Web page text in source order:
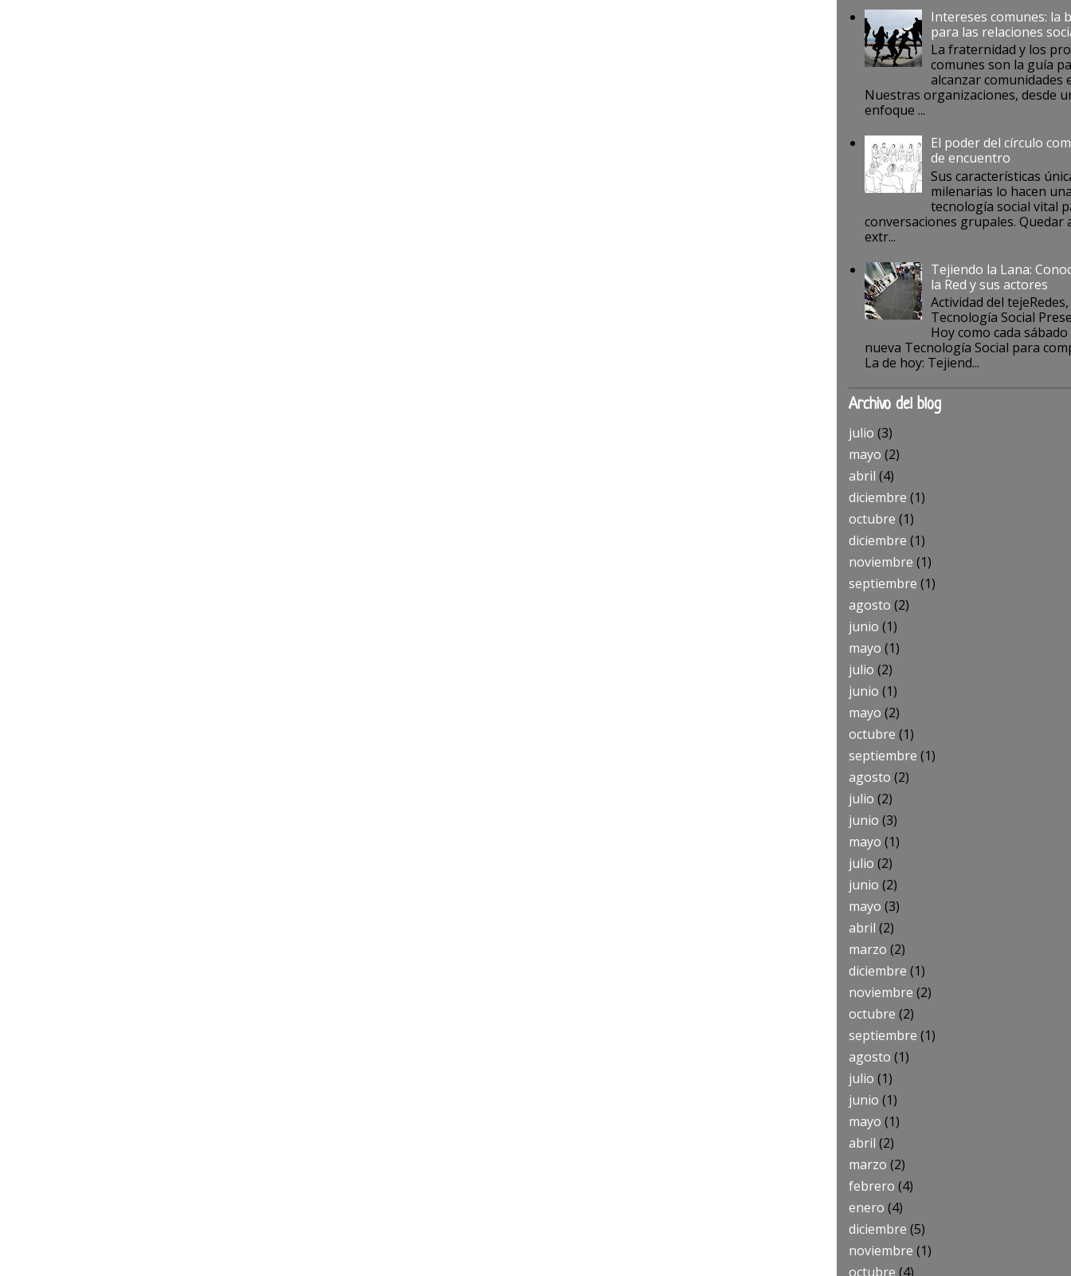
Intereses comunes: la
para las relaciones
La fraternidad y los
comunes son la guía
alcanzar comunidades
Nuestras organizaciones, desde
enfoque ...
El poder del círculo
de encuentro
Sus características
milenarias lo hacen
tecnología social vital
conversaciones grupales. Quedar
extr...
Tejiendo la Lana:
la Red y sus actores
Actividad del tejeRedes,
Tecnología Social
Hoy como cada
nueva Tecnología Social para
La de hoy: Tejiend...
Archivo del blog
julio (3)
mayo (2)
abril (4)
diciembre (1)
octubre (1)
diciembre (1)
noviembre (1)
septiembre (1)
agosto (2)
junio (1)
mayo (1)
julio (2)
junio (1)
mayo (2)
octubre (1)
septiembre (1)
agosto (2)
julio (2)
junio (3)
mayo (1)
julio (2)
junio (2)
mayo (3)
abril (2)
marzo (2)
diciembre (1)
noviembre (2)
octubre (2)
septiembre (1)
agosto (1)
julio (1)
junio (1)
mayo (1)
abril (2)
marzo (2)
febrero (4)
enero (4)
diciembre (5)
noviembre (1)
octubre (4)